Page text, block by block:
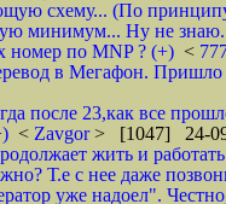
схему... (По
минимум... Ну не
номер по MNP ? (+) <
в Мегафон.
после 23,как все
< Zavgor> [1047] 24-
жить и
Т.е с нее даже
уже надоел".